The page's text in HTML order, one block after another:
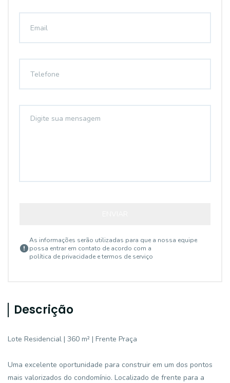
As informações serão utilizadas para que a nossa equipe
possa entrar em contato de acordo com a
política de privacidade e termos de serviço
Descrição
Lote Residencial | 360 m² | Frente Praça
Uma excelente oportunidade para construir em um dos pontos
mais valorizados do condomínio. Localizado de frente para a